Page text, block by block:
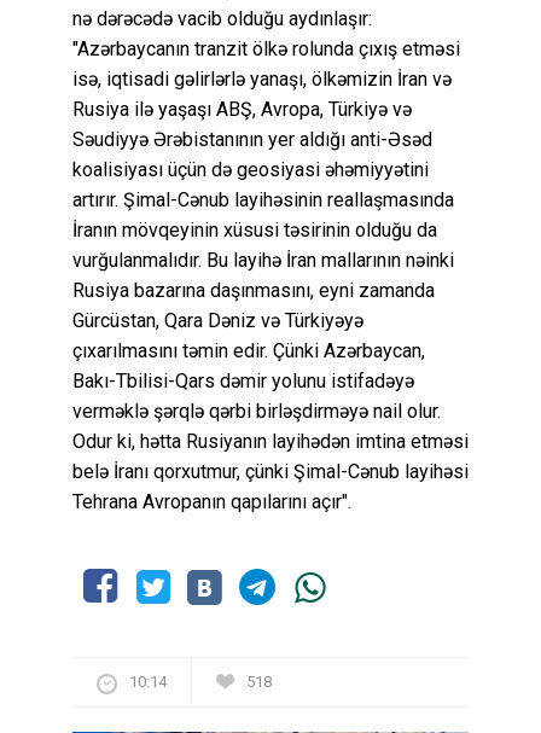
nə dərəcədə vacib olduğu aydınlaşır:
"Azərbaycanın tranzit ölkə rolunda çıxış etməsi
isə, iqtisadi gəlirlərlə yanaşı, ölkəmizin İran və
Rusiya ilə yaşaşı ABŞ, Avropa, Türkiyə və
Səudiyyə Ərəbistanının yer aldığı anti-Əsəd
koalisiyası üçün də geosiyasi əhəmiyyətini
artırır. Şimal-Cənub layihəsinin reallaşmasında
İranın mövqeyinin xüsusi təsirinin olduğu da
vurğulanmalıdır. Bu layihə İran mallarının nəinki
Rusiya bazarına daşınmasını, eyni zamanda
Gürcüstan, Qara Dəniz və Türkiyəyə
çıxarılmasını təmin edir. Çünki Azərbaycan,
Bakı-Tbilisi-Qars dəmir yolunu istifadəyə
verməklə şərqlə qərbi birləşdirməyə nail olur.
Odur ki, hətta Rusiyanın layihədən imtina etməsi
belə İranı qorxutmur, çünki Şimal-Cənub layihəsi
Tehrana Avropanın qapılarını açır".
10:14 518